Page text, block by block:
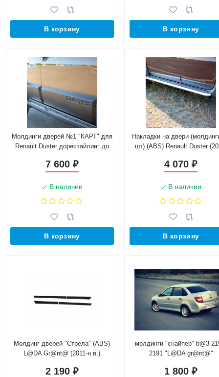
В корзину В корзину
Молдинги дверей №1 "КАРТ" для
Renault Duster дорестайлинг до
7 600 ₽
В наличии
В корзину
Накладки на двери
шт) (ABS) Renault Duster
4 070₽
В наличии
В корзину
Молдинг дверей "Стрела" (ABS)
L@DA Gr@nt@ (2011-н.в.)
2 190 ₽
молдинги "снайпер" b@3
2191 "L@DA gr@nt@"
1 800₽